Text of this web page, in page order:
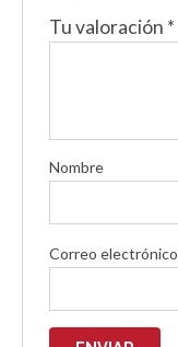
Tu valoración *
Nombre
Correo electrónico